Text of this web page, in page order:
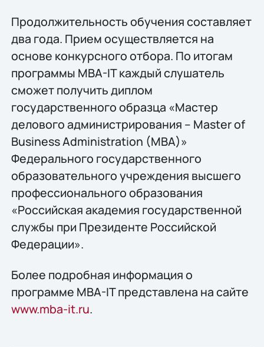
Продолжительность обучения составляет
два года. Прием осуществляется на
основе конкурсного отбора. По итогам
программы MBA-IT каждый слушатель
сможет получить диплом
государственного образца «Мастер
делового администрирования – Master of
Business Administration (MBA)»
Федерального государственного
образовательного учреждения высшего
профессионального образования
«Российская академия государственной
службы при Президенте Российской
Федерации».
Более подробная информация о
программе MBA-IT представлена на сайте
www.mba-it.ru.